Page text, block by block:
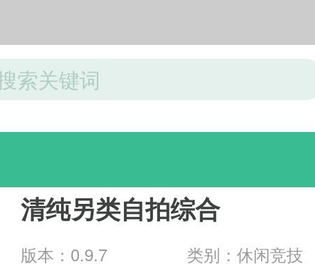
游戏分类
清纯另类自拍综合
版本：0.9.7
类别：休闲竞技